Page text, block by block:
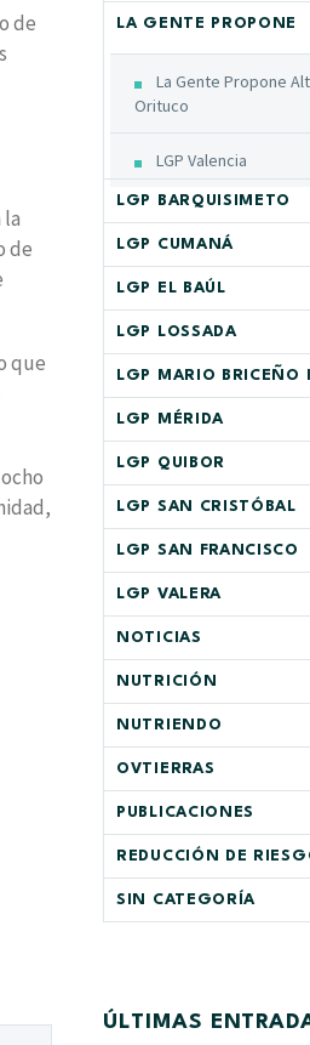
de
de
que
LA GENTE PROPONE
La Gente Propone
Orituco
LGP Valencia
LGP BARQUISIMETO
LGP CUMANÁ
LGP EL BAÚL
LGP LOSSADA
LGP MARIO BRICEÑO
LGP MÉRIDA
LGP QUIBOR
LGP SAN CRISTÓBAL
LGP SAN FRANCISCO
LGP VALERA
NOTICIAS
NUTRICIÓN
NUTRIENDO
OVTIERRAS
PUBLICACIONES
REDUCCIÓN DE
SIN CATEGORÍA
ÚLTIMAS